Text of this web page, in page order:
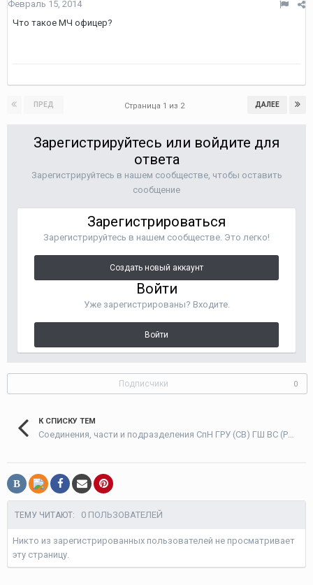
Февраль 15, 2014
Что такое МЧ офицер?
ПРЕД ДАЛЕЕ
Страница 1 из 2
Зарегистрируйтесь или войдите для
ответа
Зарегистрируйтесь в нашем сообществе, чтобы оставить
сообщение
Зарегистрироваться
Зарегистрируйтесь в нашем сообществе. Это легко!
Создать новый аккаунт
Войти
Уже зарегистрированы? Входите.
Войти
Подписчики 0
К СПИСКУ ТЕМ
В
ТЕМУ ЧИТАЮТ: 0 ПОЛЬЗОВАТЕЛЕЙ
Никто из зарегистрированных пользователей не просматривает
эту страницу.